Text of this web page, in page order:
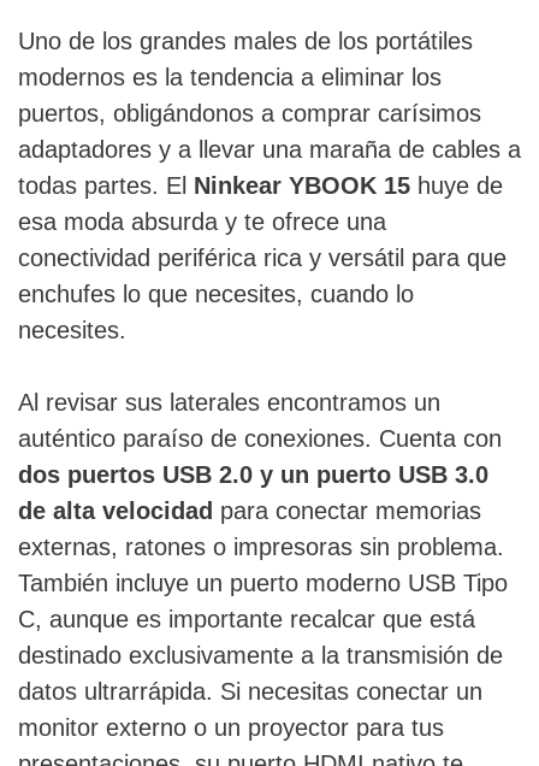
Uno de los grandes males de los portátiles
modernos es la tendencia a eliminar los
puertos, obligándonos a comprar carísimos
adaptadores y a llevar una maraña de cables a
todas partes. El Ninkear YBOOK 15 huye de
esa moda absurda y te ofrece una
conectividad periférica rica y versátil para que
enchufes lo que necesites, cuando lo
necesites.
Al revisar sus laterales encontramos un
auténtico paraíso de conexiones. Cuenta con
dos puertos USB 2.0 y un puerto USB 3.0
de alta velocidad para conectar memorias
externas, ratones o impresoras sin problema.
También incluye un puerto moderno USB Tipo
C, aunque es importante recalcar que está
destinado exclusivamente a la transmisión de
datos ultrarrápida. Si necesitas conectar un
monitor externo o un proyector para tus